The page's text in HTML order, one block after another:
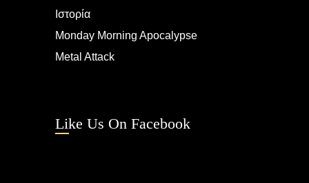
Ιστορία
Monday Morning Apocalypse
Metal Attack
Like Us On Facebook